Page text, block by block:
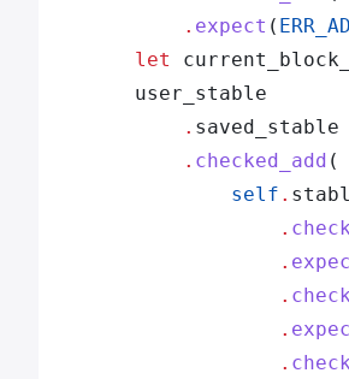
            .
expect (
        let
        user_stable
            .
saved_stable
            .
checked_add (
                self
.
                    .
                    .
                    .
                    .
                    .